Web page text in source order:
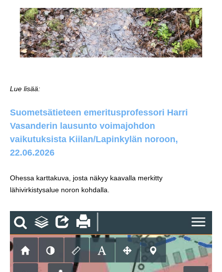
Lue lisää:
Suometsätieteen emeritusprofessori Harri
Vasanderin lausunto voimajohdon
vaikutuksista Kiilan/Lapinkylän noroon,
22.06.2026
Ohessa karttakuva, josta näkyy kaavalla merkitty
lähivirkistysalue noron kohdalla.